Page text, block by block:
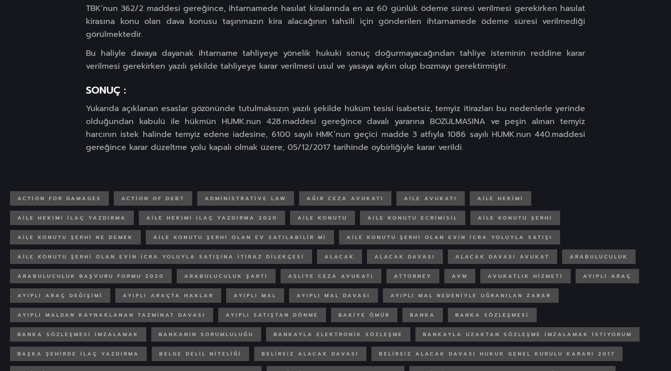
TBK’nun 362/2 maddesi gereğince, ihtarnamede hasılat kiralarında en az 60 günlük ödeme süresi verilmesi gerekirken hasılat
kirasına konu olan dava konusu taşınmazın kira alacağının tahsili için gönderilen ihtarnamede ödeme süresi verilmediği
görülmektedir.
Bu haliyle davaya dayanak ihtarname tahliyeye yönelik hukuki sonuç doğurmayacağından tahliye isteminin reddine karar
verilmesi gerekirken yazılı şekilde tahliyeye karar verilmesi usul ve yasaya aykırı olup bozmayı gerektirmiştir.
SONUÇ :
Yukarıda açıklanan esaslar gözönünde tutulmaksızın yazılı şekilde hüküm tesisi isabetsiz, temyiz itirazları bu nedenlerle yerinde
olduğundan kabulü ile hükmün HUMK.nun 428.maddesi gereğince davalı yararına BOZULMASINA ve peşin alınan temyiz
harcının istek halinde temyiz edene iadesine, 6100 sayılı HMK’nun geçici madde 3 atfıyla 1086 sayılı HUMK.nun 440.maddesi
gereğince karar düzeltme yolu kapalı olmak üzere, 05/12/2017 tarihinde oybirliğiyle karar verildi.
ACTION FOR DAMAGES ACTION OF DEBT ADMINISTRATIVE LAW AĞIR CEZA AVUKATI AILE AVUKATI AILE HEKIMI
AILE HEKIMI ILAÇ YAZDIRMA AILE HEKIMI ILAÇ YAZDIRMA 2020 AILE KONUTU AILE KONUTU ECRIMISIL AILE KONUTU ŞERHI
AILE KONUTU ŞERHI NE DEMEK AILE KONUTU ŞERHI OLAN EV SATILABILIR MI AILE KONUTU ŞERHI OLAN EVIN ICRA YOLUYLA SATIŞI
AILE KONUTU ŞERHI OLAN EVIN ICRA YOLUYLA SATIŞINA ITIRAZ DILEKÇESI ALACAK ALACAK DAVASI ALACAK DAVASI AVUKAT ARABULUCULUK
ARABULUCULUK BAŞVURU FORMU 2020 ARABULUCULUK ŞARTI ASLIYE CEZA AVUKATI ATTORNEY AVM AVUKATLIK HIZMETI AYIPLI ARAÇ
AYIPLI ARAÇ DEĞIŞIMI AYIPLI ARAÇTA HAKLAR AYIPLI MAL AYIPLI MAL DAVASI AYIPLI MAL NEDENIYLE UĞRANILAN ZARAR
AYIPLI MALDAN KAYNAKLANAN TAZMINAT DAVASI AYIPLI SATIŞTAN DÖNME BAKIYE ÖMÜR BANKA BANKA SÖZLEŞMESI
BANKA SÖZLEŞMESI IMZALAMAK BANKANIN SORUMLULUĞU BANKAYLA ELEKTRONIK SÖZLEŞME BANKAYLA UZAKTAN SÖZLEŞME IMZALAMAK ISTIYORUM
BAŞKA ŞEHIRDE ILAÇ YAZDIRMA BELGE DELIL NITELIĞI BELIRSIZ ALACAK DAVASI BELIRSIZ ALACAK DAVASI HUKUK GENEL KURULU KARARI 2017